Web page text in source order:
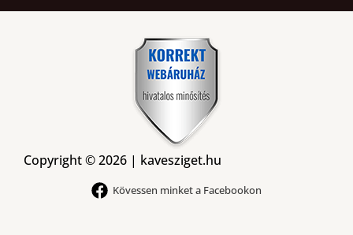
Copyright © 2026 | kavesziget.hu
Kövessen minket a Facebookon